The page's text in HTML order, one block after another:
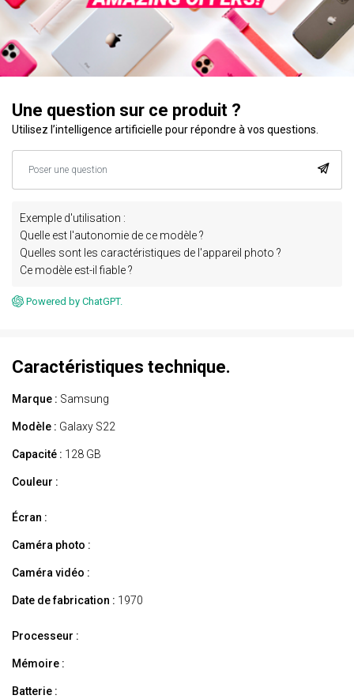
Une question sur ce produit ?
Utilisez l’intelligence artificielle pour répondre à vos questions.
Exemple d'utilisation :
Quelle est l'autonomie de ce modèle ?
Quelles sont les caractéristiques de l'appareil photo ?
Ce modèle est-il fiable ?
Powered by ChatGPT.
Caractéristiques technique.
Marque : Samsung
Modèle : Galaxy S22
Capacité : 128 GB
Couleur :
Écran :
Caméra photo :
Caméra vidéo :
Date de fabrication : 1970
Processeur :
Mémoire :
Batterie :